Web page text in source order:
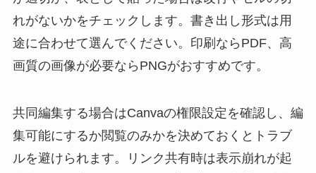
れがないかをチェックします。書き出し形式は用
途に合わせて選んでください。印刷ならPDF、高
画質の画像が必要ならPNGがおすすめです。
共同編集する場合はCanvaの権限設定を確認し、編
集可能にするか閲覧のみかを決めておくとトラブ
ルを避けられます。リンク共有時は表示崩れが起